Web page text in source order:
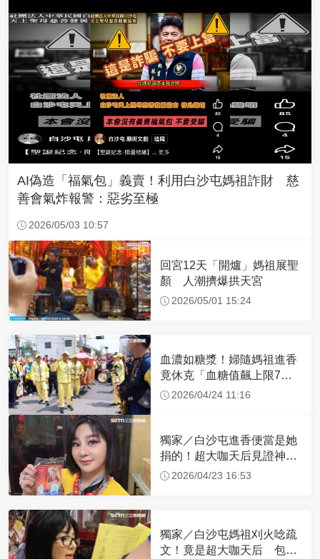
AI偽造「福氣包」義賣！利用白沙屯媽祖詐財 慈
善會氣炸報警：惡劣至極
2026/05/03 10:57
回宮12天「開爐」媽祖展聖
顏 人潮擠爆拱天宮
2026/05/01 15:24
血濃如糖漿！婦隨媽祖進香
竟休克「血糖值飆上限7
倍」 醫曝原因
2026/04/24 11:16
獨家／白沙屯進香便當是她
捐的！超大咖天后見證神
蹟 一靠近媽祖就爆哭
2026/04/23 16:53
獨家／白沙屯媽祖刈火唸疏
文！竟是超大咖天后 包尿